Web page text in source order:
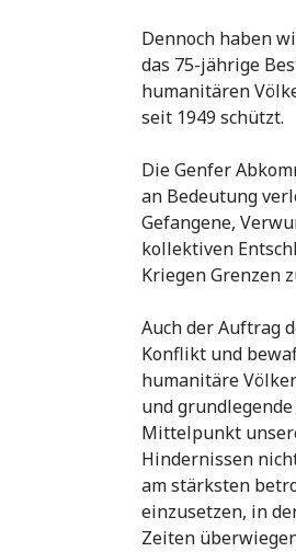
Dennoch haben
das 75-jährige
humanitären
seit 1949 schützt.
Die Genfer
an Bedeutung
Gefangene,
kollektiven
Kriegen Grenzen
Auch der Auftrag
Konflikt und
humanitäre
und
Mittelpunkt
Hindernissen
am stärksten
einzusetzen, in
Zeiten